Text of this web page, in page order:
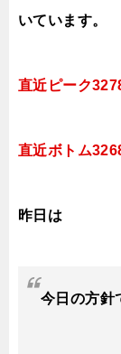
いています。
直近ピーク
直近ボトム
昨日は
今日 の方針